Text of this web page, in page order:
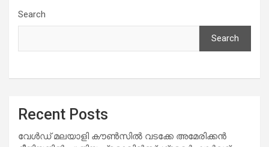
Search
Search
Recent Posts
വേൾഡ് മലയാളി കൗൺസിൽ വടക്കേ അമേരിക്കൻ